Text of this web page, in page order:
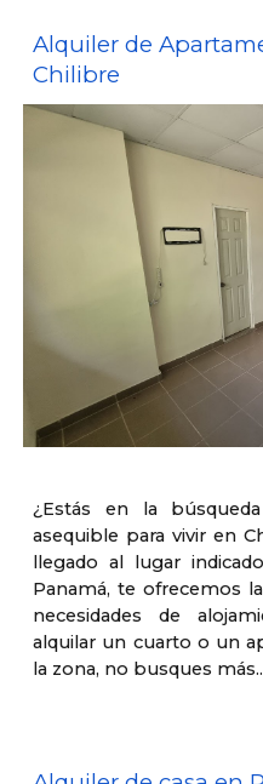
Alquiler de
Chilibre
¿Estás en la
asequible para vivir en
llegado al lugar
Panamá, te ofrecemos
necesidades de
alquilar un cuarto o un
la zona, no busques más.